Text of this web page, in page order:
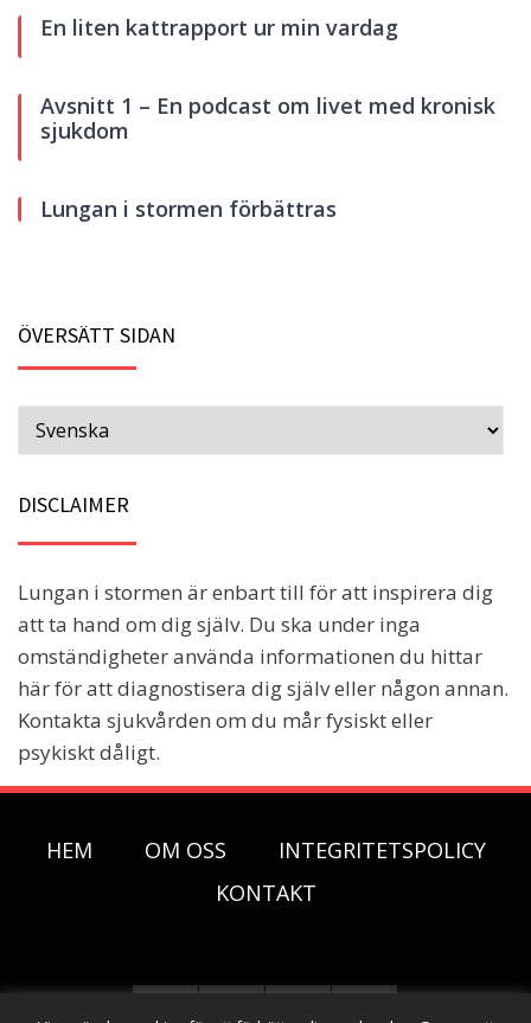
En liten kattrapport ur min vardag
Avsnitt 1 – En podcast om livet med kronisk
sjukdom
Lungan i stormen förbättras
ÖVERSÄTT SIDAN
DISCLAIMER
Lungan i stormen är enbart till för att inspirera dig
att ta hand om dig själv. Du ska under inga
omständigheter använda informationen du hittar
här för att diagnostisera dig själv eller någon annan.
Kontakta sjukvården om du mår fysiskt eller
psykiskt dåligt.
HEM OM OSS
INTEGRITETSPOLICY
KONTAKT